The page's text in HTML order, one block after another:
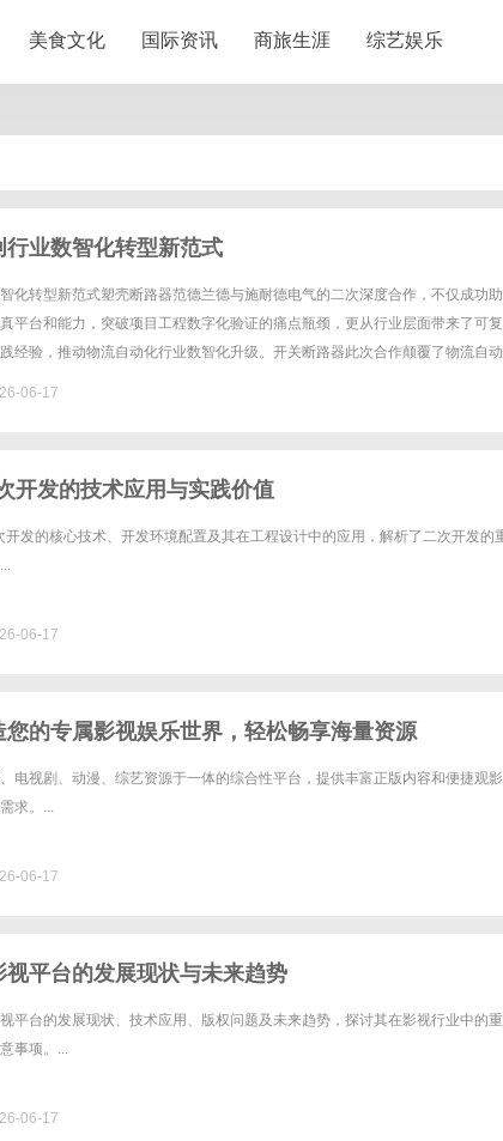
美食文化 国际资讯 商旅生涯 综艺娱乐
业数智化转型新范式
化转型新范式塑壳断路器范德兰德与施耐德电气的二次深度合作，不仅成功
平台和能力，突破项目工程数字化验证的痛点瓶颈，更从行业层面带来了可复
经验，推动物流自动化行业数智化升级。开关断路器此次合作颠覆了物流自
06-17
开发的技术应用与实践价值
发的核心技术、开发环境配置及其在工程设计中的应用，解析了二次开发的
06-17
的专属影视娱乐世界，轻松畅享海量资源
电视剧、动漫、综艺资源于一体的综合性平台，提供丰富正版内容和便捷观
求。...
06-17
平台的发展现状与未来趋势
平台的发展现状、技术应用、版权问题及未来趋势，探讨其在影视行业中的
事项。...
06-17